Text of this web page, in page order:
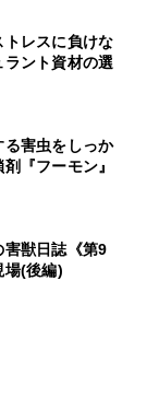
レスに負けな
ント資材の選
害虫をしっか
『フーモン』
害獣日誌《第9
場(後編)